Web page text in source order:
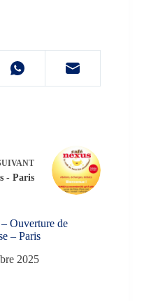
- Paris
Ouverture de
– Paris
2025